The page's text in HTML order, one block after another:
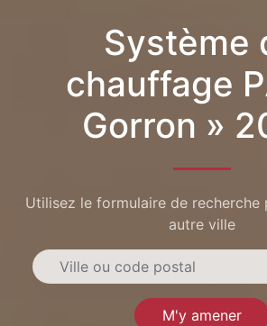
Système
chauffage
Gorron »
Utilisez le formulaire de recherche
autre ville
M'y amener